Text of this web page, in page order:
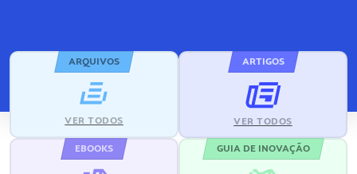
ARQUIVOS
VER TODOS
ARTIGOS
VER TODOS
EBOOKS GUIA DE INOVAÇÃO